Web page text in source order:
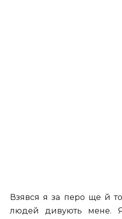
Взявся я за перо ще й
людей дивують мене. Я